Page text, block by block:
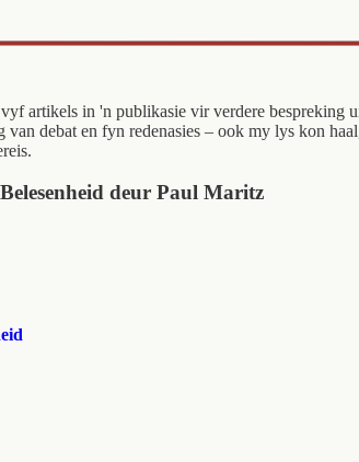
artikels in 'n publikasie vir verdere bespreking
debat en fyn redenasies – ook my lys kon
deur Paul Maritz